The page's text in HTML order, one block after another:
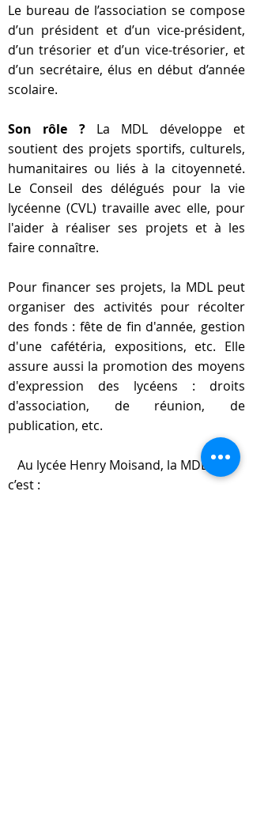
Le bureau de l’association se compose
d’un président et d’un vice-président,
d’un trésorier et d’un vice-trésorier, et
d’un secrétaire, élus en début d’année
scolaire.
Son rôle ? La MDL développe et
soutient des projets sportifs, culturels,
humanitaires ou liés à la citoyenneté.
Le Conseil des délégués pour la vie
lycéenne (CVL) travaille avec elle, pour
l'aider à réaliser ses projets et à les
faire connaître.
Pour financer ses projets, la MDL peut
organiser des activités pour récolter
des fonds : fête de fin d'année, gestion
d'une cafétéria, expositions, etc. Elle
assure aussi la promotion des moyens
d'expression des lycéens : droits
d'association, de réunion, de
publication, etc.
Au lycée Henry Moisand, la MDL,
c’est :